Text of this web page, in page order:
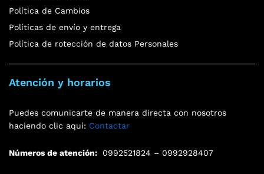
Política de Cambios
Políticas de envío y entrega
Política de rotección de datos Personales
Atención y horarios
Puedes comunicarte de manera directa con nosotros
haciendo clic aquí: Contactar
Números de atención: 0992521824 – 0992928407